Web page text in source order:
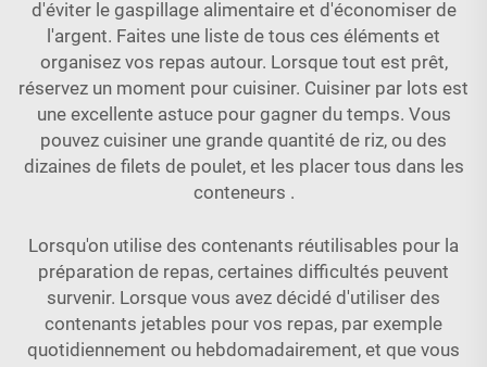
d'éviter le gaspillage alimentaire et d'économiser de
l'argent. Faites une liste de tous ces éléments et
organisez vos repas autour. Lorsque tout est prêt,
réservez un moment pour cuisiner. Cuisiner par lots est
une excellente astuce pour gagner du temps. Vous
pouvez cuisiner une grande quantité de riz, ou des
dizaines de filets de poulet, et les placer tous dans les
conteneurs .
Lorsqu'on utilise des contenants réutilisables pour la
préparation de repas, certaines difficultés peuvent
survenir. Lorsque vous avez décidé d'utiliser des
contenants jetables pour vos repas, par exemple
quotidiennement ou hebdomadairement, et que vous